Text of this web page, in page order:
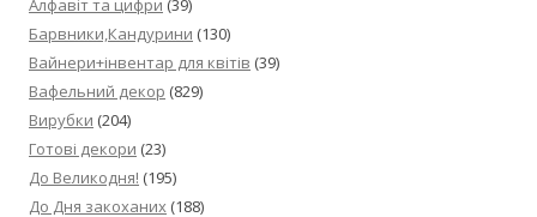
Алфавіт та цифри (39)
Барвники,Кандурини (130)
Вайнери+інвентар для квітів (39)
Вафельний декор (829)
Вирубки (204)
Готові декори (23)
До Великодня! (195)
До Дня закоханих (188)